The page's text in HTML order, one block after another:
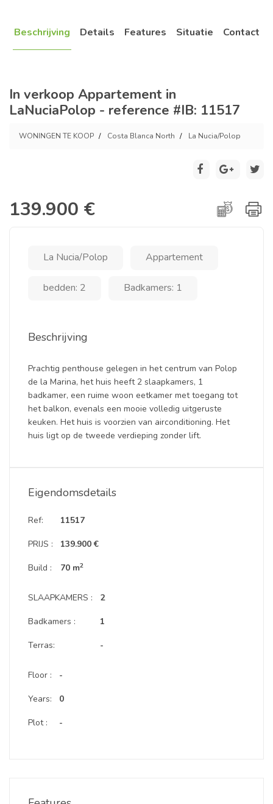
Beschrijving Details Features Situatie Contact
In verkoop Appartement in
LaNuciaPolop - reference #IB: 11517
WONINGEN TE KOOP Costa Blanca North La Nucia/Polop
139.900 €
La Nucia/Polop Appartement
bedden: 2 Badkamers: 1
Beschrijving
Prachtig penthouse gelegen in het centrum van Polop
de la Marina, het huis heeft 2 slaapkamers, 1
badkamer, een ruime woon eetkamer met toegang tot
het balkon, evenals een mooie volledig uitgeruste
keuken. Het huis is voorzien van airconditioning. Het
huis ligt op de tweede verdieping zonder lift.
Eigendomsdetails
Ref:
PRIJS :
Build :
11517
139.900 €
70 m2
SLAAPKAMERS :
Badkamers :
Terras:
2
1
-
Floor :
Years:
Plot :
-
0
-